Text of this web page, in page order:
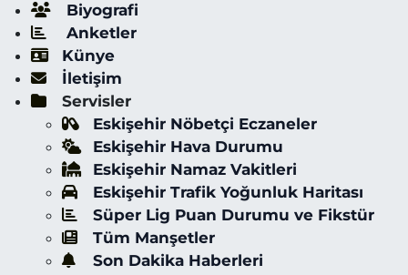
Biyografi
Anketler
Künye
İletişim
Servisler
Eskişehir Nöbetçi Eczaneler
Eskişehir Hava Durumu
Eskişehir Namaz Vakitleri
Eskişehir Trafik Yoğunluk Haritası
Süper Lig Puan Durumu ve Fikstür
Tüm Manşetler
Son Dakika Haberleri